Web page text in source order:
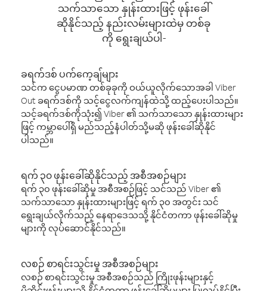
သက်သာသော နှုန်းထားဖြင့် ဖုန်းခေါ်
ဆိုနိုင်သည့် နည်းလမ်းများထဲမှ တစ်ခု
ကို ရွေးချယ်ပါ-
ခရက်ဒစ် ပက်ကေ့ချ်များ
သင်က ငွေပမာဏ တစ်ခုခုကို ဝယ်ယူလိုက်သောအခါ Viber
Out ခရက်ဒစ်ကို သင့်ငွေလက်ကျန်ထဲသို့ ထည့်ပေးပါသည်။
သင့်ခရက်ဒစ်ကိုသုံး၍ Viber ၏ သက်သာသော နှုန်းထားများ
ဖြင့် ကမ္ဘာပေါ်ရှိ မည်သည့်နံပါတ်သို့မဆို ဖုန်းခေါ်ဆိုနိုင်
ပါသည်။
ရက် ၃၀ ဖုန်းခေါ်ဆိုနိုင်သည့် အစီအစဉ်များ
ရက် ၃၀ ဖုန်းခေါ်ဆိုမှု အစီအစဉ်ဖြင့် သင်သည် Viber ၏
သက်သာသော နှုန်းထားများဖြင့် ရက် ၃၀ အတွင်း သင်
ရွေးချယ်လိုက်သည့် နေရာဒေသသို့ နိုင်ငံတကာ ဖုန်းခေါ်ဆိုမှု
များကို လုပ်ဆောင်နိုင်သည်။
လစဉ် စာရင်းသွင်းမှု အစီအစဉ်များ
လစဉ် စာရင်းသွင်းမှု အစီအစဉ်သည် ကြိုးဖုန်းများနှင့်